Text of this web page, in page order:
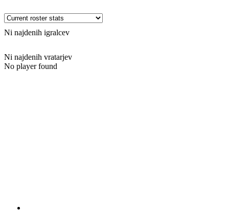
Ni najdenih igralcev
Ni najdenih vratarjev
No player found